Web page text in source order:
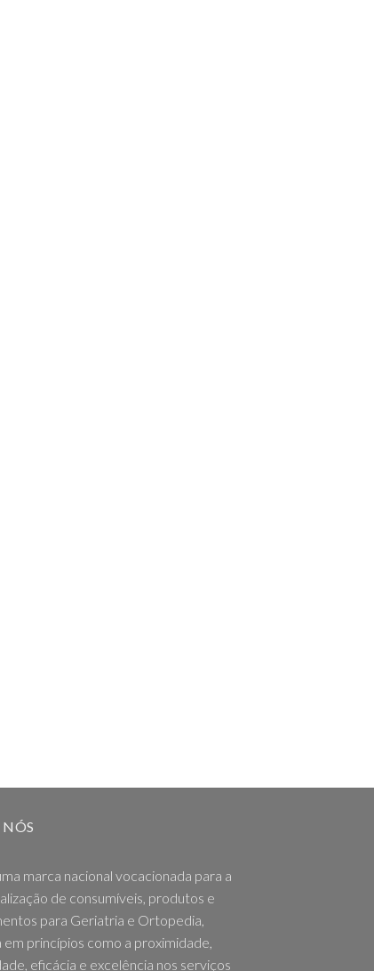
marca nacional vocacionada para a
de consumíveis, produtos e
para Geriatria e Ortopedia,
em princípios como a proximidade,
eficácia e excelência nos serviços